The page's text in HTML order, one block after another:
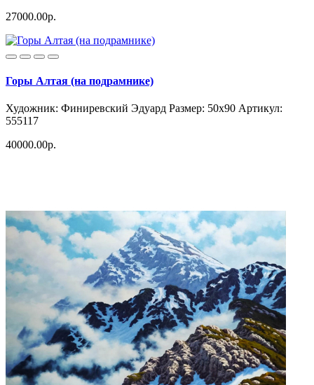
27000.00р.
Горы Алтая (на подрамнике)
Художник: Финиревский Эдуард Размер: 50x90 Артикул:
555117
40000.00р.